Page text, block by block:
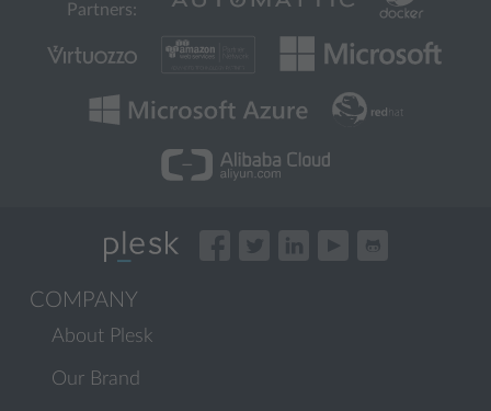
Partners:
COMPANY
About Plesk
Our Brand